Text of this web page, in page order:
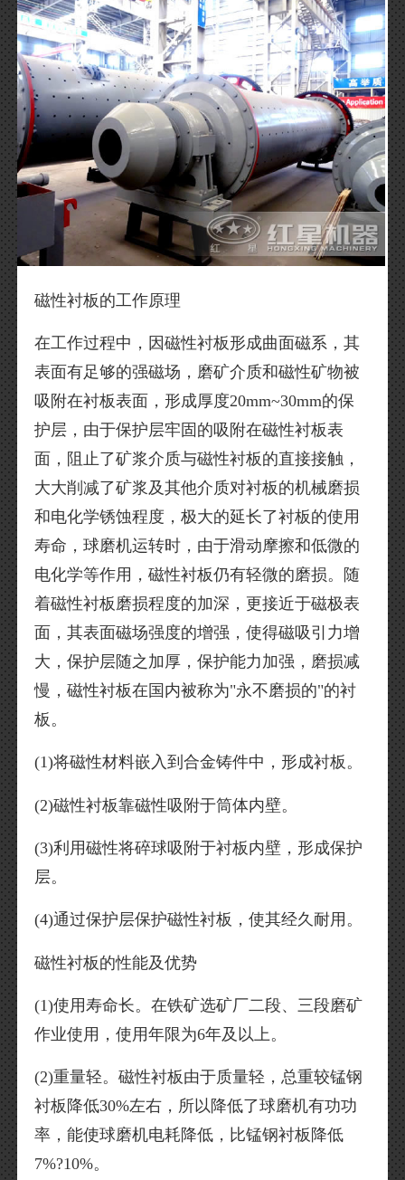
磁性衬板的工作原理
在工作过程中，因磁性衬板形成曲面磁系，其
表面有足够的强磁场，磨矿介质和磁性矿物被
吸附在衬板表面，形成厚度20mm~30mm的保
护层，由于保护层牢固的吸附在磁性衬板表
面，阻止了矿浆介质与磁性衬板的直接接触，
大大削减了矿浆及其他介质对衬板的机械磨损
和电化学锈蚀程度，极大的延长了衬板的使用
寿命，球磨机运转时，由于滑动摩擦和低微的
电化学等作用，磁性衬板仍有轻微的磨损。随
着磁性衬板磨损程度的加深，更接近于磁极表
面，其表面磁场强度的增强，使得磁吸引力增
大，保护层随之加厚，保护能力加强，磨损减
慢，磁性衬板在国内被称为"永不磨损的"的衬
板。
(1)将磁性材料嵌入到合金铸件中，形成衬板。
(2)磁性衬板靠磁性吸附于筒体内壁。
(3)利用磁性将碎球吸附于衬板内壁，形成保护
层。
(4)通过保护层保护磁性衬板，使其经久耐用。
磁性衬板的性能及优势
(1)使用寿命长。在铁矿选矿厂二段、三段磨矿
作业使用，使用年限为6年及以上。
(2)重量轻。磁性衬板由于质量轻，总重较锰钢
衬板降低30%左右，所以降低了球磨机有功功
率，能使球磨机电耗降低，比锰钢衬板降低
7%?10%。